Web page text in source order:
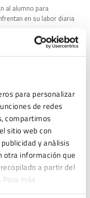
para personalizar
de redes
compartimos
sitio web con
y análisis
otra información que
a partir del
Para más
de cookies.
al alumno para
en su labor diaria
de Protección de
cliente.
empresas
consultor
medida, sin